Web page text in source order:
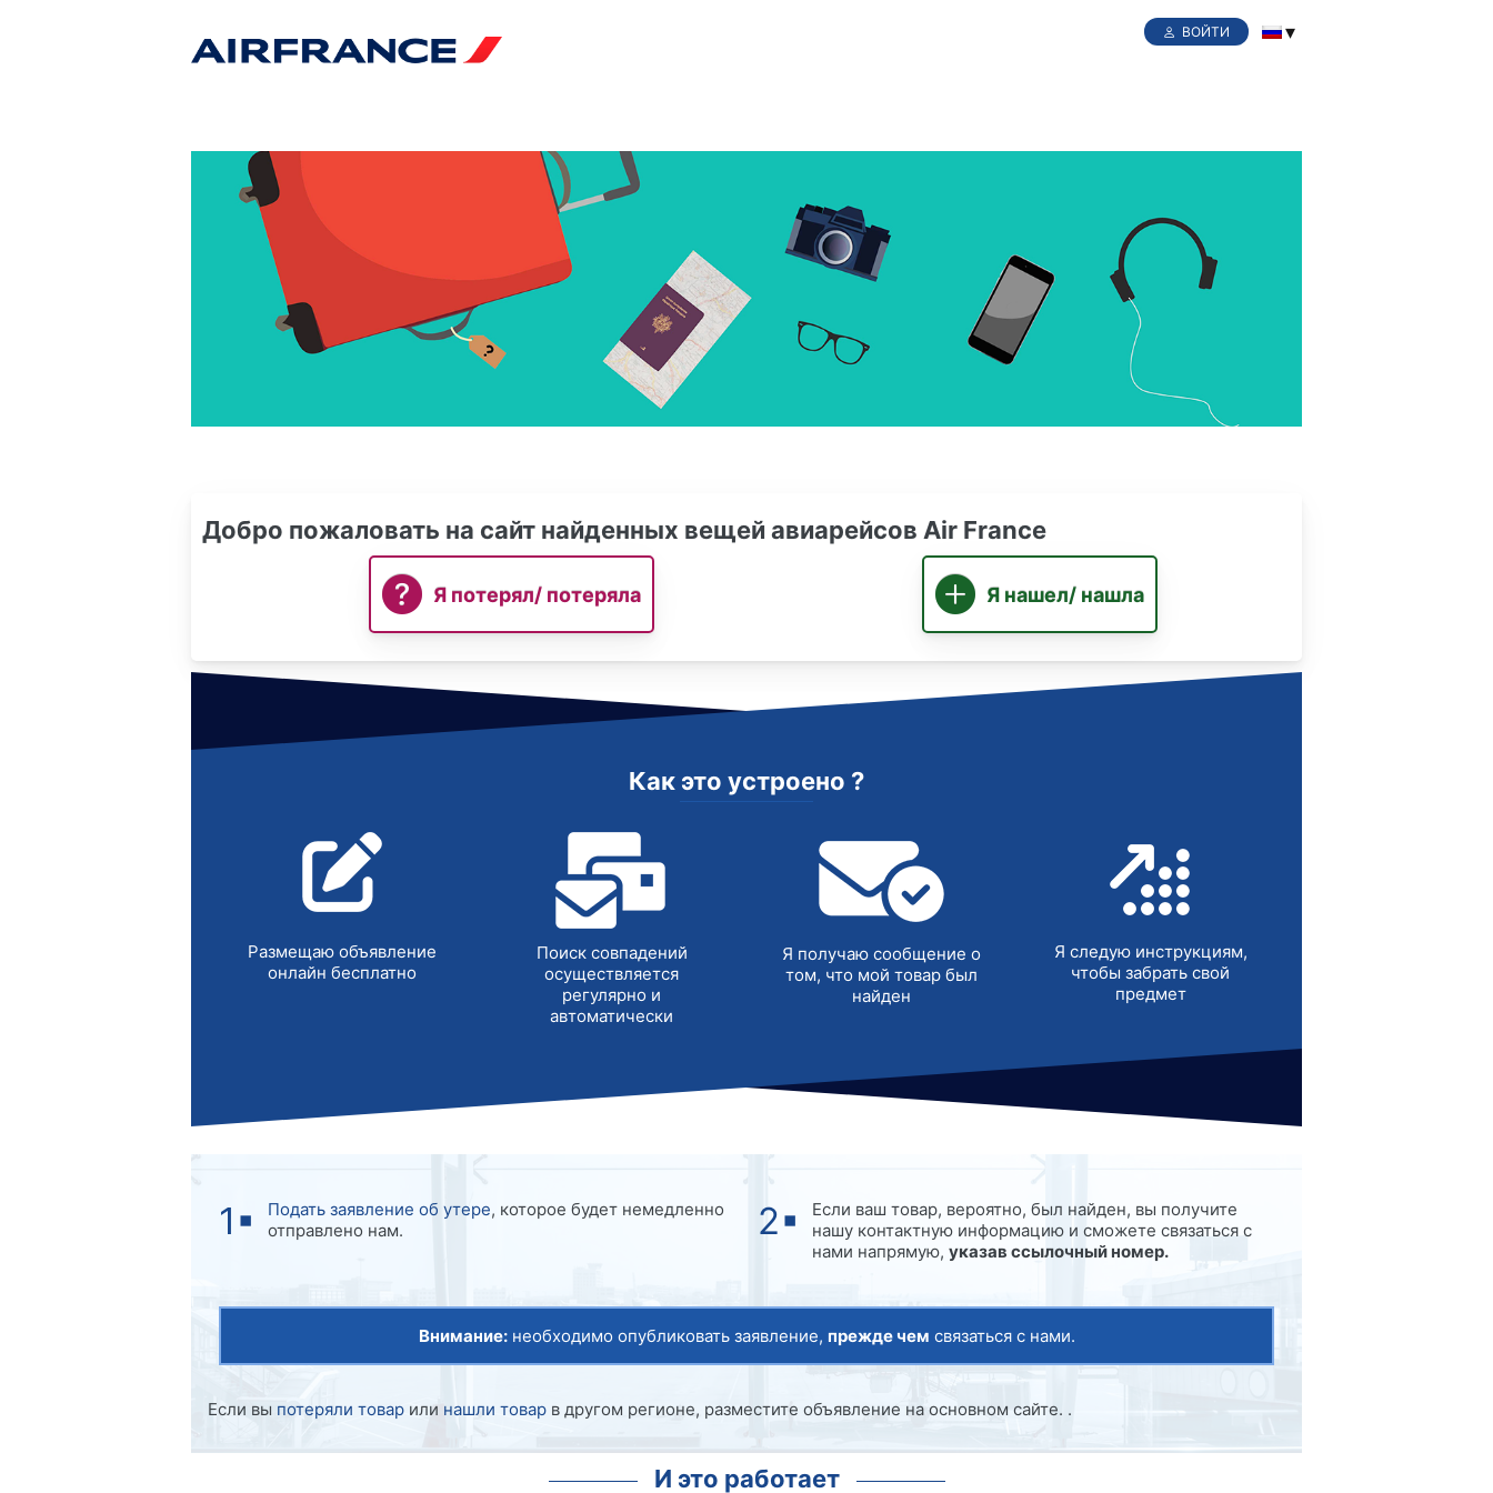
ВОЙТИ
Добро пожаловать на сайт найденных вещей авиарейсов Air France
Я потерял/ потеряла Я нашел/ нашла
Как это устроено ?
Размещаю объявление
онлайн бесплатно
Поиск совпадений
осуществляется
регулярно и
автоматически
Я получаю сообщение о
том, что мой товар был
найден
Я следую инструкциям,
чтобы забрать свой
предмет
Подать заявление об утере, которое будет немедленно
отправлено нам.
Если ваш товар, вероятно, был найден, вы получите
нашу контактную информацию и сможете связаться с
нами напрямую, указав ссылочный номер.
Внимание:необходимо опубликовать заявление, прежде чем связаться с нами.
Если вы потеряли товар или нашли товар в другом регионе, разместите объявление на основном сайте. .
И это работает